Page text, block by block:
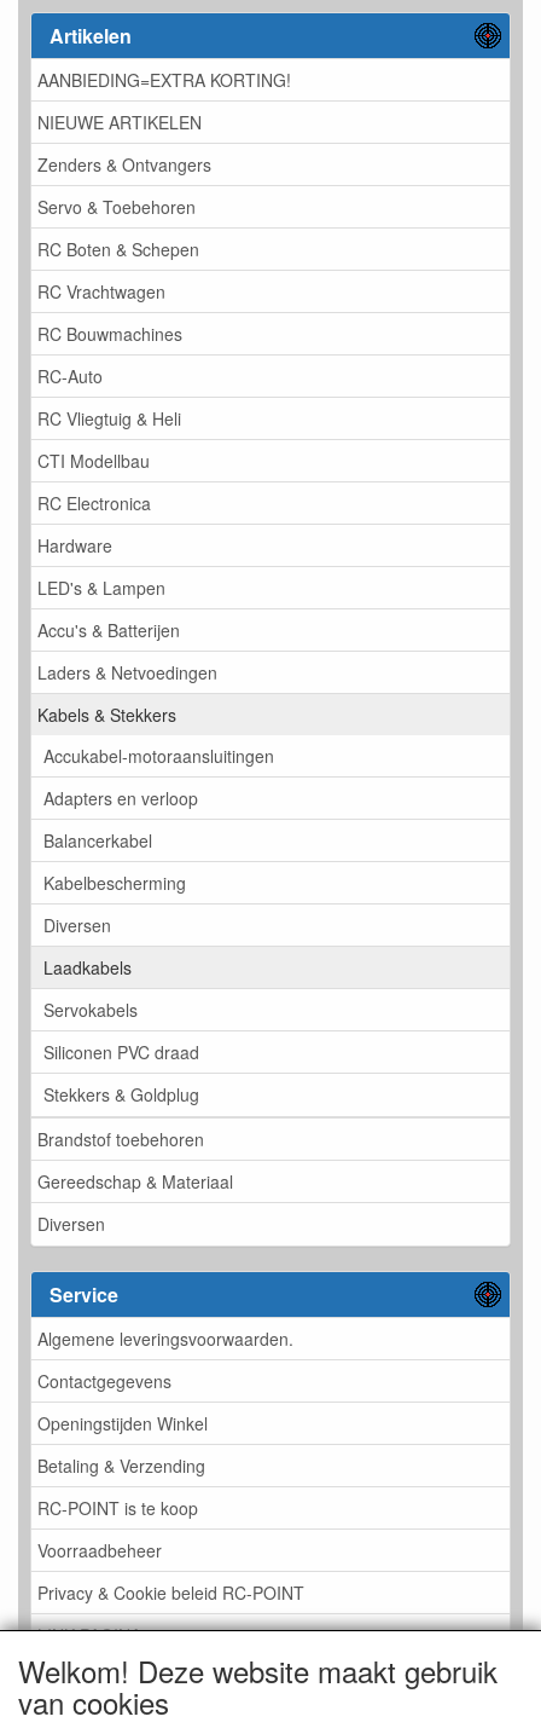
Artikelen
AANBIEDING=EXTRA KORTING!
NIEUWE ARTIKELEN
Zenders & Ontvangers
Servo & Toebehoren
RC Boten & Schepen
RC Vrachtwagen
RC Bouwmachines
RC-Auto
RC Vliegtuig & Heli
CTI Modellbau
RC Electronica
Hardware
LED's & Lampen
Accu's & Batterijen
Laders & Netvoedingen
Kabels & Stekkers
Accukabel-motoraansluitingen
Adapters en verloop
Balancerkabel
Kabelbescherming
Diversen
Laadkabels
Servokabels
Siliconen PVC draad
Stekkers & Goldplug
Brandstof toebehoren
Gereedschap & Materiaal
Diversen
Service
Algemene leveringsvoorwaarden.
Contactgegevens
Openingstijden Winkel
Betaling & Verzending
RC-POINT is te koop
Voorraadbeheer
Privacy & Cookie beleid RC-POINT
LINK PAGINA
Gastenboek RC-POINT
Kijkje in de Winkel
Welkom! Deze website maakt gebruik
van cookies